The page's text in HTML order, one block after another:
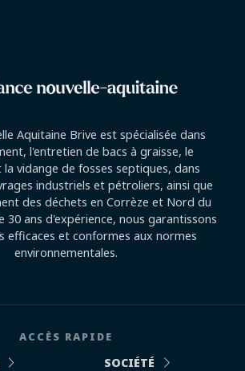
Aquitaine Brive est spécialisée dans
l'entretien de bacs à graisse, le
vidange de fosses septiques, dans
industriels et pétroliers, ainsi que
des déchets en Corrèze et Nord du
30 ans d'expérience, nous garantissons
efficaces et conformes aux normes
environnementales.
ACCÈS RAPIDE
SOCIÉTÉ